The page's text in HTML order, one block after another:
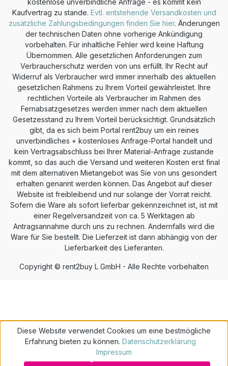
kostenlose unverbindliche Anfrage - es kommt kein
Kaufvertrag zu stande. Evtl. entstehende Versandkosten und
zusätzliche Zahlungsbedingungen finden Sie hier. Änderungen
der technischen Daten ohne vorherige Ankündigung
vorbehalten. Für inhaltliche Fehler wird keine Haftung
Übernommen. Alle gesetzlichen Anforderungen zum
Verbraucherschutz werden von uns erfüllt. Ihr Recht auf
Widerruf als Verbraucher wird immer innerhalb des aktuellen
gesetzlichen Rahmens zu Ihrem Vorteil gewährleistet. Ihre
rechtlichen Vorteile als Verbraucher im Rahmen des
Fernabsatzgesetzes werden immer nach dem aktuellen
Gesetzesstand zu Ihrem Vorteil berücksichtigt. Grundsätzlich
gibt, da es sich beim Portal rent2buy um ein reines
unverbindliches + kostenloses Anfrage-Portal handelt und
kein Vertragsabschluss bei Ihrer Material-Anfrage zustande
kommt, so das auch die Versand und weiteren Kosten erst final
mit dem alternativen Mietangebot was Sie von uns gesondert
erhalten genannt werden können. Das Angebot auf dieser
Website ist freibleibend und nur solange der Vorrat reicht.
Sofern die Ware als sofort lieferbar gekennzeichnet ist, ist mit
einer Regelversandzeit von ca. 5 Werktagen ab
Antragsannahme durch uns zu rechnen. Andernfalls wird die
Ware für Sie bestellt. Die Lieferzeit ist dann abhängig von der
Lieferbarkeit des Lieferanten.
Copyright © rent2buy L GmbH - Alle Rechte vorbehalten
Diese Website verwendet Cookies um eine bestmögliche
Erfahrung bieten zu können. Datenschutzerklärung
Impressum